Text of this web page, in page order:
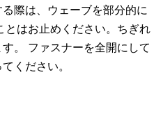
際は、ウェーブを部分的に
はお止めください。ちぎれ
。 ファスナーを全開にして
ください。